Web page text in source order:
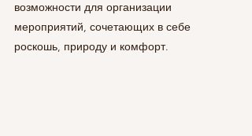
возможности для организации
мероприятий, сочетающих в себе
роскошь, природу и комфорт.